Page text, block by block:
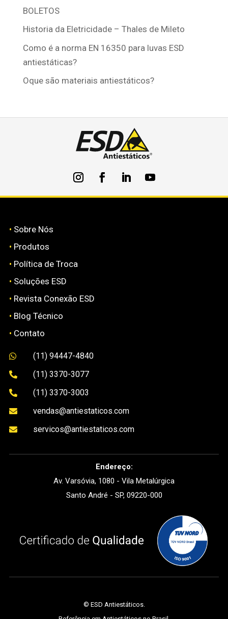
BOLETOS
Historia da Eletricidade – Thales de Mileto
Como é a norma EN 16350 para luvas ESD
antiestáticas?
Oque são materiais antiestáticos?
• Sobre Nós
• Produtos
• Política de Troca
• Soluções ESD
• Revista Conexão ESD
• Blog Técnico
• Contato
 (11) 94447-4840
 (11) 3370-3077
 (11) 3370-3003
 vendas@antiestaticos.com
 servicos@antiestaticos.com
Endereço:
Av. Varsóvia, 1080 - Vila Metalúrgica
Santo André - SP, 09220-000
© ESD Antiestáticos.